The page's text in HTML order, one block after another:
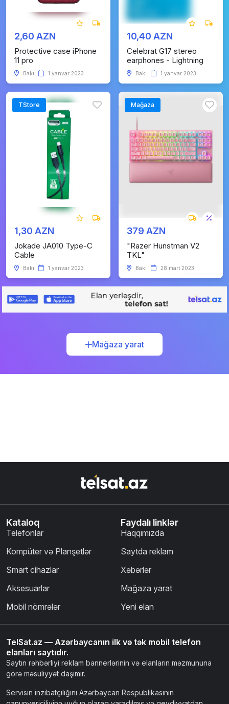
2,60 AZN
Protective case iPhone
11 pro
Bakı 1 yanvar 2023
10,40 AZN
Celebrat G17 stereo
earphones - Lightning
Bakı 1 yanvar 2023
TStore
1,30 AZN
Jokade JA010 Type-C
Cable
Bakı 1 yanvar 2023
Mağaza
379 AZN
"Razer Hunstman V2
TKL"
Bakı 28 mart 2023
Mağaza yarat
Kataloq
Telefonlar
Kompüter və Planşetlər
Smart cihazlar
Aksesuarlar
Mobil nömrələr
Faydalı linklər
Haqqımızda
Saytda reklam
Xəbərlər
Mağaza yarat
Yeni elan
TelSat.az — Azərbaycanın ilk və tək mobil telefon
elanları saytıdır.
Saytın rəhbərliyi reklam bannerlərinin və elanların məzmununa
görə məsuliyyət daşımır.
Servisin inzibatçılığını Azərbaycan Respublikasının